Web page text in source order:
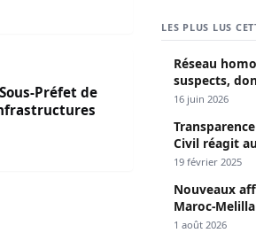
Préfet de Sindia en croisade
Préfet de
LES PLUS LUS
Réseau
suspects,
Keur Massar
16 juin 2026
Civil réagit
comptes
19 février 2025
Nouveaux
Maroc-
passage
1 août 2026